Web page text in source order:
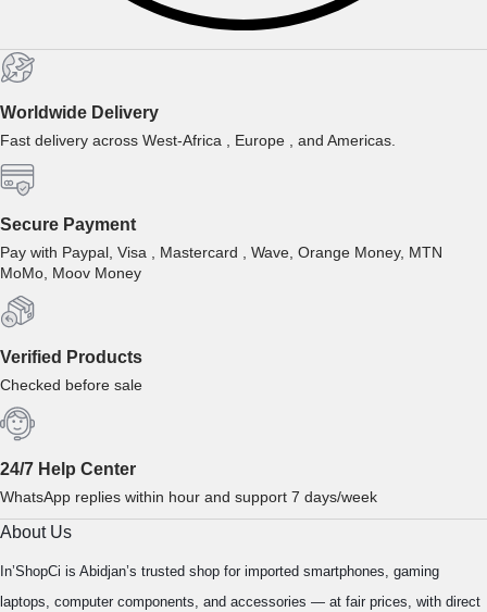
Worldwide Delivery
Fast delivery across West-Africa , Europe , and Americas.
Secure Payment
Pay with Paypal, Visa , Mastercard , Wave, Orange Money, MTN
MoMo, Moov Money
Verified Products
Checked before sale
24/7 Help Center
WhatsApp replies within hour and support 7 days/week
About Us
In’ShopCi is Abidjan’s trusted shop for imported smartphones, gaming
laptops, computer components, and accessories — at fair prices, with direct